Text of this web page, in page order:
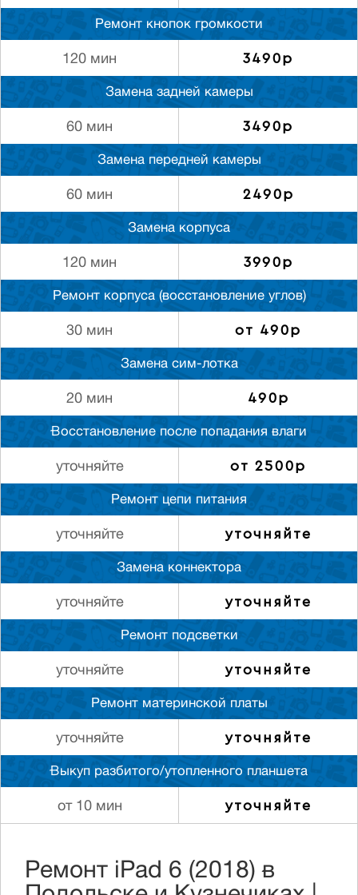
Ремонт кнопок громкости
120 мин 3490р
Замена задней камеры
60 мин 3490р
Замена передней камеры
60 мин 2490р
Замена корпуса
120 мин 3990р
Ремонт корпуса (восстановление углов)
30 мин от 490р
Замена сим-лотка
20 мин 490р
Восстановление после попадания влаги
уточняйте от 2500р
Ремонт цепи питания
уточняйте уточняйте
Замена коннектора
уточняйте уточняйте
Ремонт подсветки
уточняйте уточняйте
Ремонт материнской платы
уточняйте уточняйте
Выкуп разбитого/утопленного планшета
от 10 мин уточняйте
Ремонт iPad 6 (2018) в